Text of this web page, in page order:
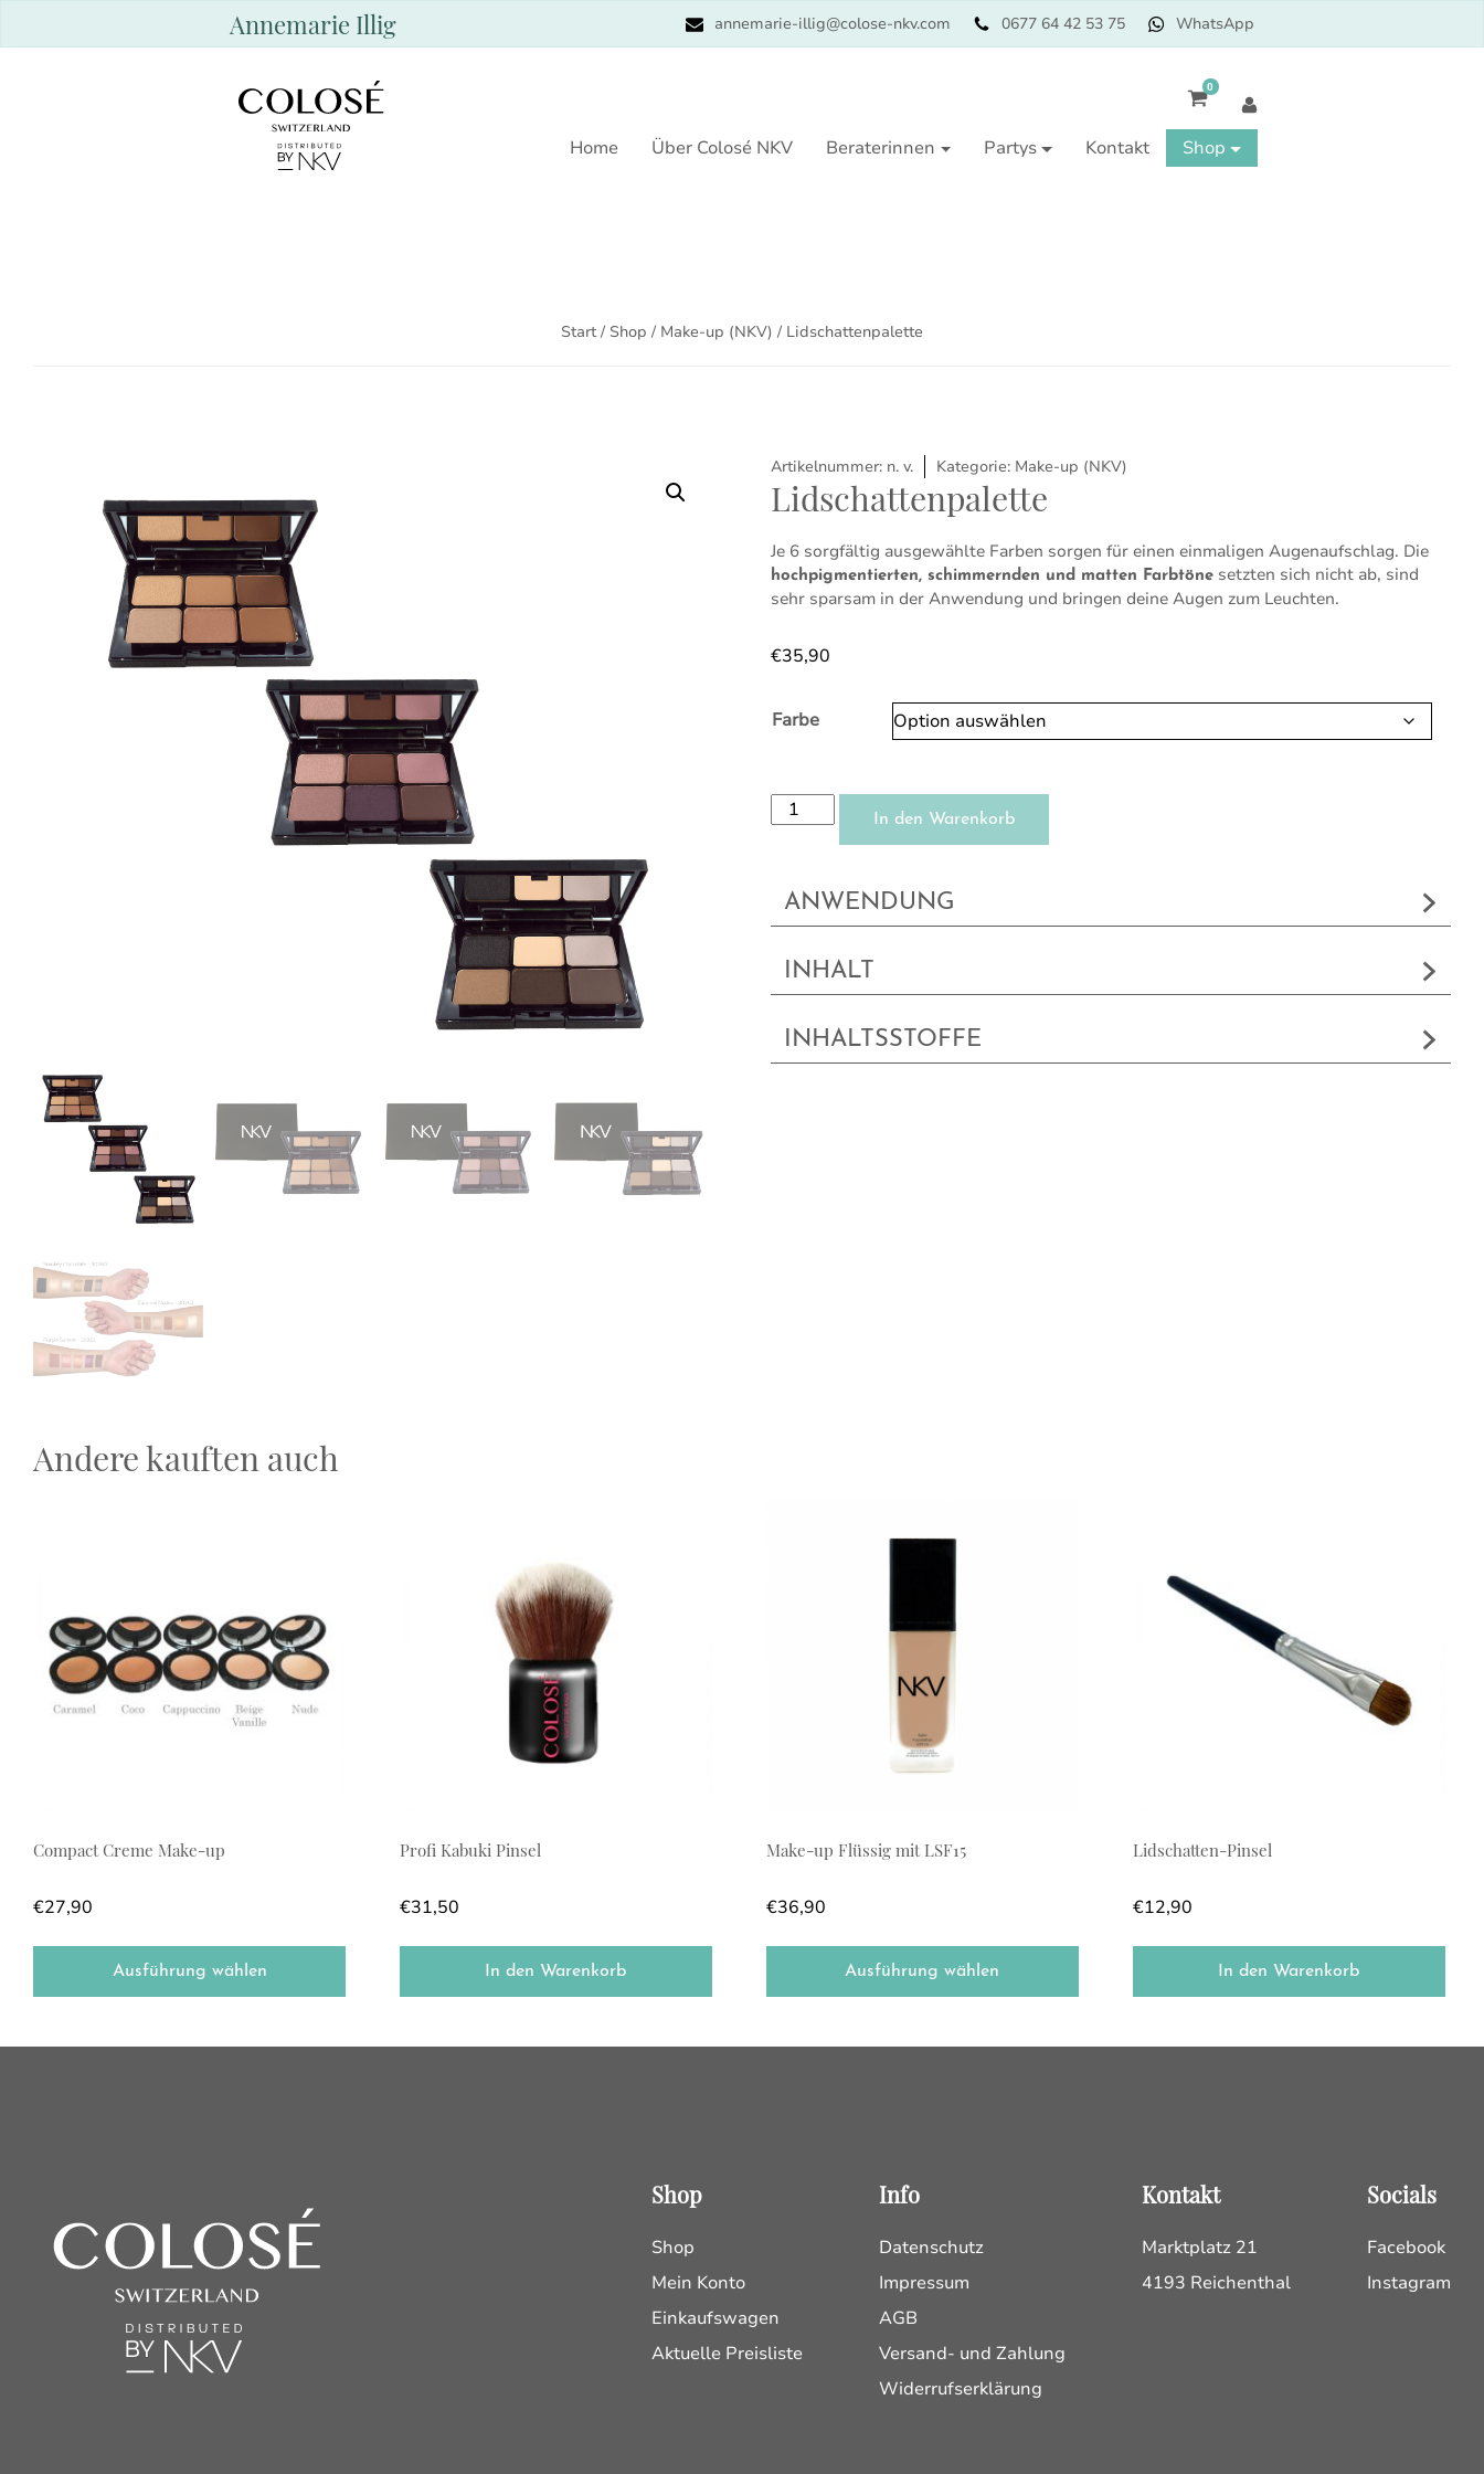
Annemarie Illig annemarie-illig@colose-nkv.com 0677 64 42 53 75 WhatsApp
0
Home Über Colosé NKV Beraterinnen Partys Kontakt Shop
Start/ Shop / Make-up (NKV) / Lidschattenpalette
Artikelnummer: n. v. Kategorie: Make-up (NKV)
Lidschattenpalette
Je 6 sorgfältig ausgewählte Farben sorgen für einen einmaligen Augenaufschlag. Die
hochpigmentierten, schimmernden und matten Farbtönesetzten sich nicht ab, sind
sehr sparsam in der Anwendung und bringen deine Augen zum Leuchten.
€35,90
Farbe
Lidschattenpalette Menge
In den Warenkorb
ANWENDUNG
INHALT
INHALTSSTOFFE
Andere kauften auch
Compact Creme Make-up
€27,90
Ausführung wählen
Profi Kabuki Pinsel
€31,50
In den Warenkorb
Make-up Flüssig mit LSF15
€36,90
Ausführung wählen
Lidschatten-Pinsel
€12,90
In den Warenkorb
Shop
Shop
Mein Konto
Einkaufswagen
Aktuelle Preisliste
Info
Datenschutz
Impressum
AGB
Versand- und Zahlung
Widerrufserklärung
Kontakt
Marktplatz 21
4193 Reichenthal
Socials
Facebook
Instagram